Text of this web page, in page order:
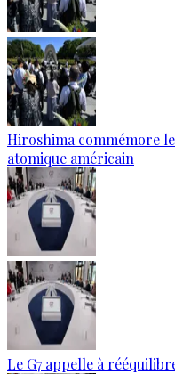
Hiroshima commémore
atomique américain
Le G7 appelle à